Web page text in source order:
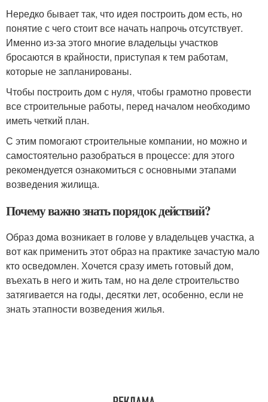
Нередко бывает так, что идея построить дом есть, но
понятие с чего стоит все начать напрочь отсутствует.
Именно из-за этого многие владельцы участков
бросаются в крайности, приступая к тем работам,
которые не запланированы.
Чтобы построить дом с нуля, чтобы грамотно провести
все строительные работы, перед началом необходимо
иметь четкий план.
С этим помогают строительные компании, но можно и
самостоятельно разобраться в процессе: для этого
рекомендуется ознакомиться с основными этапами
возведения жилища.
Почему важно знать порядок действий?
Образ дома возникает в голове у владельцев участка, а
вот как применить этот образ на практике зачастую мало
кто осведомлен. Хочется сразу иметь готовый дом,
въехать в него и жить там, но на деле строительство
затягивается на годы, десятки лет, особенно, если не
знать этапности возведения жилья.